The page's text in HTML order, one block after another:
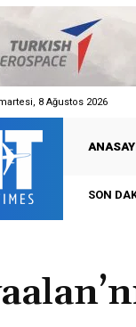
8 Ağustos 2026
SON